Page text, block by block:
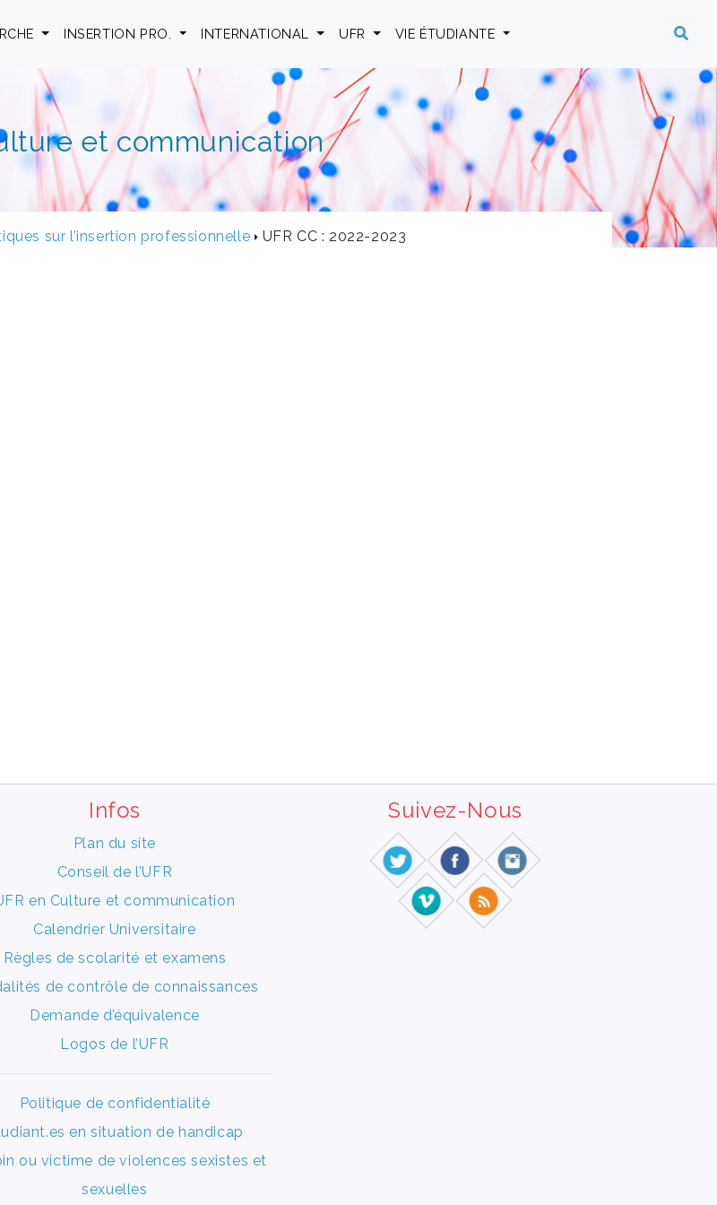
INSERTION PRO. INTERNATIONAL UFR VIE ÉTUDIANTE
et communication
sur l’insertion professionnelle UFR CC : 2022-2023
Infos
Plan du site
Conseil de l’UFR
en Culture et communication
Calendrier Universitaire
Règles de scolarité et examens
de contrôle de connaissances
Demande d’équivalence
Logos de l’UFR
Politique de confidentialité
en situation de handicap
ou victime de violences sexistes et
sexuelles
Suivez-Nous